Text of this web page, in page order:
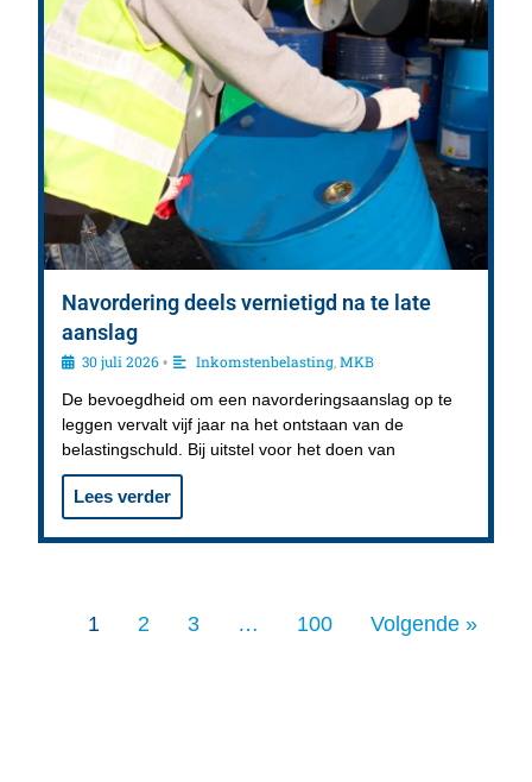
Navordering deels vernietigd na te late
aanslag
30 juli 2026 • Inkomstenbelasting,MKB
De bevoegdheid om een navorderingsaanslag op te
leggen vervalt vijf jaar na het ontstaan van de
belastingschuld. Bij uitstel voor het doen van
Lees verder
1 2 3 … 100 Volgende »